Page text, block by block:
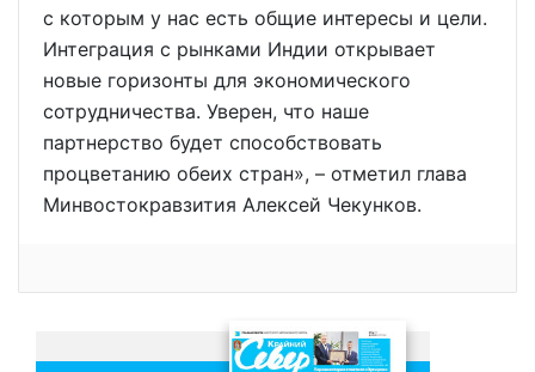
с которым у нас есть общие интересы и цели.
Интеграция с рынками Индии открывает
новые горизонты для экономического
сотрудничества. Уверен, что наше
партнерство будет способствовать
процветанию обеих стран», – отметил глава
Минвостокравзития Алексей Чекунков.